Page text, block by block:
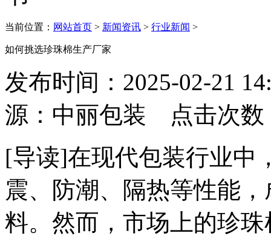
当前位置： 网站首页 > 新闻资讯 > 行业新闻 >
如何挑选珍珠棉生产厂家
发布时间：2025-02-21
源：中丽包装 点击次数
[导读]在现代包装行业中
震、防潮、隔热等性能
料。然而，市场上的珍